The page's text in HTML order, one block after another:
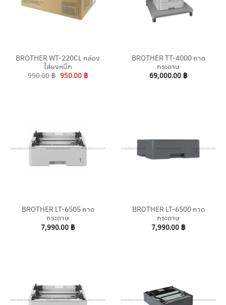
BROTHER WT-220CL กล่อง
ใส่ผงหมึก
990.00฿ Original
price
950.00 ฿Current
price
BROTHER TT-4000 ถาด
กระดาษ
69,000.00 ฿
BROTHER LT-6505 ถาด
กระดาษ
7,990.00 ฿
BROTHER LT-6500 ถาด
กระดาษ
7,990.00 ฿